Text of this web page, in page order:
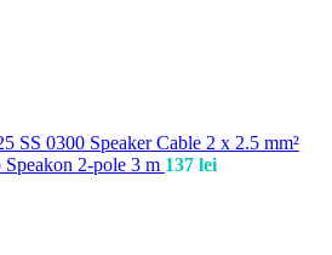
SS 0300 Speaker Cable 2 x 2.5 mm²
2-pole 3 m 137 lei